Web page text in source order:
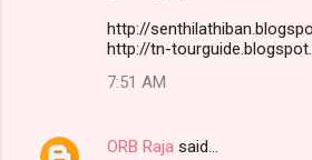
http://
http://tn-
7:51 AM
ORB Raja said…